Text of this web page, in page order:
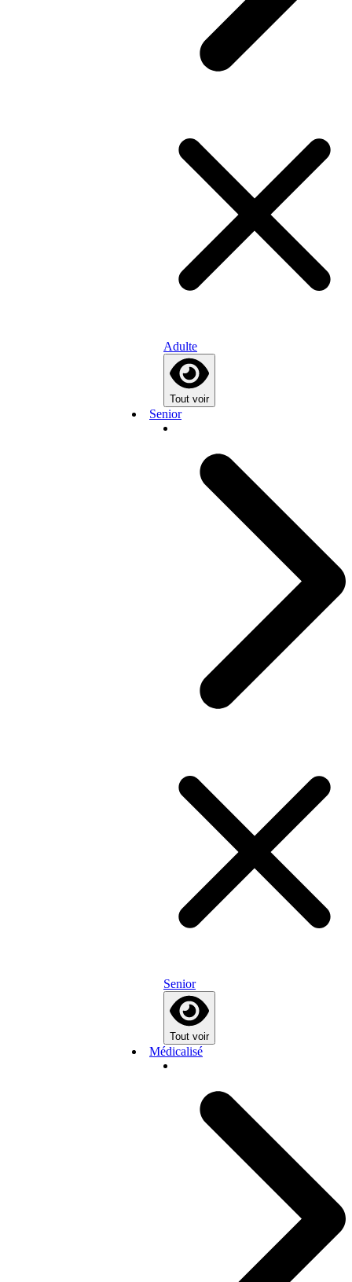
Adulte
Tout voir
Senior
Senior
Tout voir
Médicalisé